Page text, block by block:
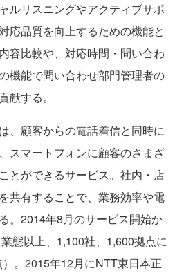
ルリスニングやアクティブサポ
応品質を向上するための機能と
容比較や、対応時間・問い合わ
機能で問い合わせ部門管理者の
献する。
、顧客からの電話着信と同時に
スマートフォンに顧客のさまざ
とができるサービス。社内・店
共有することで、業務効率や電
。2014年8月のサービス開始か
態以上、1,100社、1,600拠点に
。2015年12月にNTT東日本正